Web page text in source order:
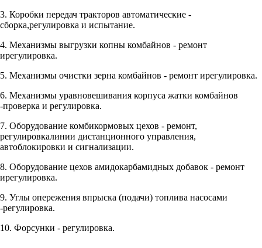
3. Коробки передач тракторов автоматические -
сборка,регулировка и испытание.
4. Механизмы выгрузки копны комбайнов - ремонт
ирегулировка.
5. Механизмы очистки зерна комбайнов - ремонт ирегулировка.
6. Механизмы уравновешивания корпуса жатки комбайнов
-проверка и регулировка.
7. Оборудование комбикормовых цехов - ремонт,
регулировкалинии дистанционного управления,
автоблокировки и сигнализации.
8. Оборудование цехов амидокарбамидных добавок - ремонт
ирегулировка.
9. Углы опережения впрыска (подачи) топлива насосами
-регулировка.
10. Форсунки - регулировка.